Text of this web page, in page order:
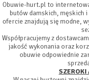
Obuwie-hurt.pl to
butów damskich, męskich i
ofercie znajdują się modne,
Współpracujemy z
jakość wykonania oraz
obuwie odpowiednie
SZEROKI